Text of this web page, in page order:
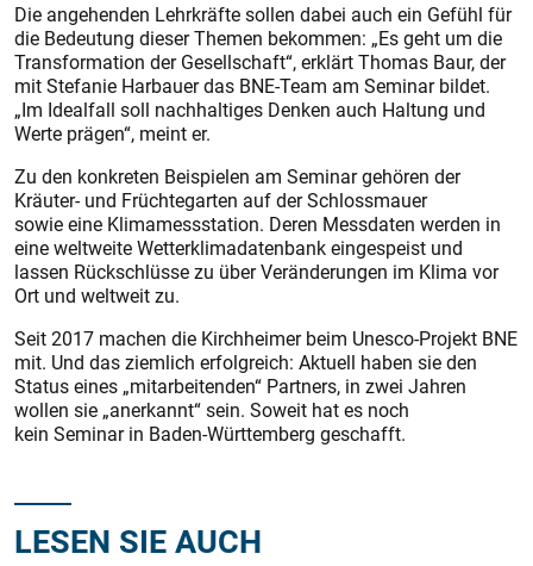
Die angehenden Lehrkräfte sollen dabei auch ein Gefühl für
die Bedeutung dieser Themen bekommen: „Es geht um die
Transformation der Gesellschaft“, erklärt Thomas Baur, der
mit Stefanie Harbauer das BNE-Team am Seminar bildet.
„Im Idealfall soll nachhaltiges Denken auch Haltung und
Werte prägen“, meint er.
Zu den konkreten Beispielen am Seminar gehören der
Kräuter- und Früchtegarten auf der Schlossmauer
sowie eine Klimamessstation. Deren Messdaten werden in
eine weltweite Wetterklimadatenbank eingespeist und
lassen Rückschlüsse zu über Veränderungen im Klima vor
Ort und weltweit zu.
Seit 2017 machen die Kirchheimer beim Unesco-Projekt BNE
mit. Und das ziemlich erfolgreich: Aktuell haben sie den
Status eines „mitarbeitenden“ Partners, in zwei Jahren
wollen sie „anerkannt“ sein. Soweit hat es noch
kein Seminar in Baden-Württemberg geschafft.
LESEN SIE AUCH